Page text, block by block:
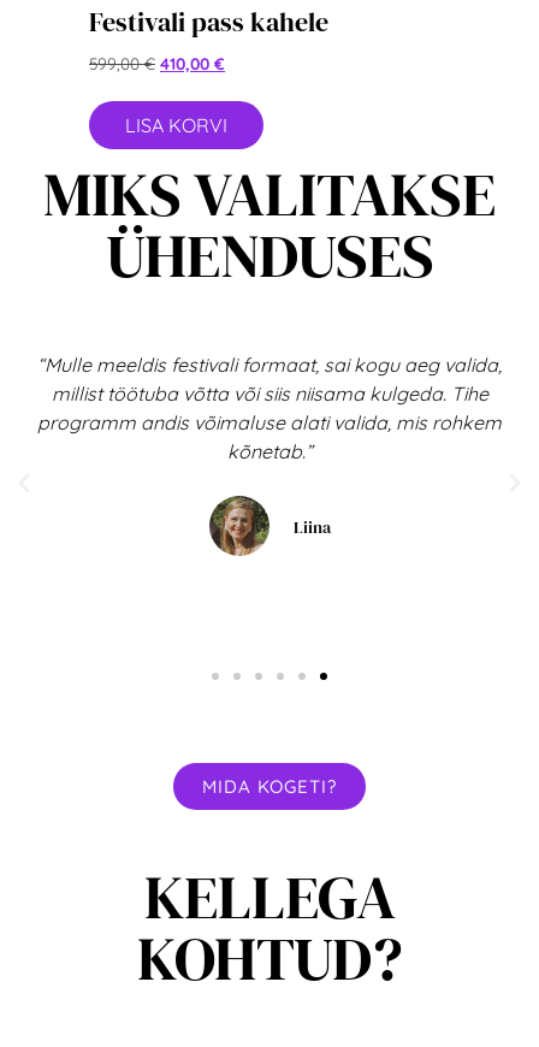
Festivali pass kahele
599,00€ 410,00 €
LISA KORVI
MIKS VALITAKSE
ÜHENDUSES
“Mulle meeldis festivali formaat, sai kogu aeg valida,
millist töötuba võtta või siis niisama kulgeda. Tihe
programm andis võimaluse alati valida, mis rohkem
kõnetab.”
Liina
MIDA KOGETI?
KELLEGA
KOHTUD?